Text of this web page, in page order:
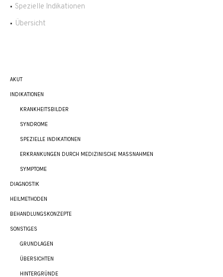
Spezielle Indikationen
Übersicht
AKUT
INDIKATIONEN
KRANKHEITSBILDER
SYNDROME
SPEZIELLE INDIKATIONEN
ERKRANKUNGEN DURCH MEDIZINISCHE MASSNAHMEN
SYMPTOME
DIAGNOSTIK
HEILMETHODEN
BEHANDLUNGSKONZEPTE
SONSTIGES
GRUNDLAGEN
ÜBERSICHTEN
HINTERGRÜNDE